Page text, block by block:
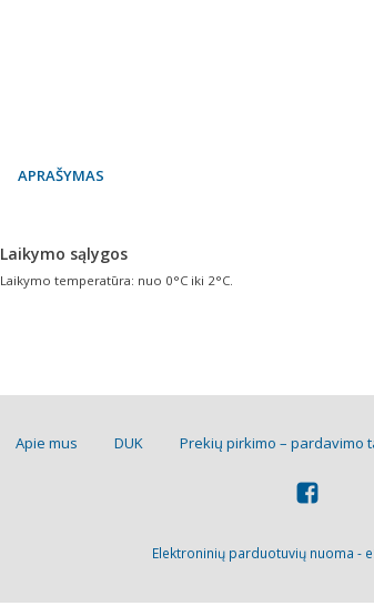
APRAŠYMAS
Laikymo sąlygos
Laikymo temperatūra: nuo 0°C iki 2°C.
Apie mus DUK Prekių pirkimo – pardavimo
Elektroninių parduotuvių nuoma -